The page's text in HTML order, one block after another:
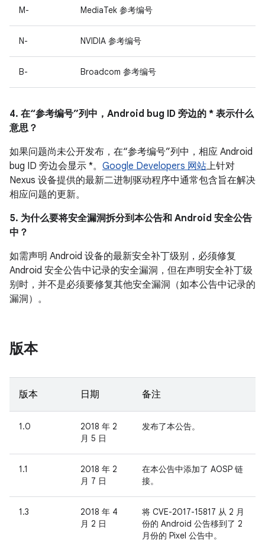
M- MediaTek 参考编号
N- NVIDIA 参考编号
B- Broadcom 参考编号
4. 在“参考编号”列中，Android bug ID 旁边的 * 表示什么
意思？
如果问题尚未公开发布，在“参考编号”列中，相应 Android
bug ID 旁边会显示 *。 Google Developers 网站上针对
Nexus 设备提供的最新二进制驱动程序中通常包含旨在解决
相应问题的更新。
5. 为什么要将安全漏洞拆分到本公告和 Android 安全公告
中？
如需声明 Android 设备的最新安全补丁级别，必须修复
Android 安全公告中记录的安全漏洞，但在声明安全补丁级
别时，并不是必须要修复其他安全漏洞（如本公告中记录的
漏洞）。
版本
版本 日期 备注
1.0
2018 年 2
月 5 日
发布了本公告。
1.1
2018 年 2
月 7 日
在本公告中添加了 AOSP 链
接。
1.3
2018 年 4
月 2 日
将 CVE-2017-15817 从 2 月
份的 Android 公告移到了 2
月份的 Pixel 公告中。